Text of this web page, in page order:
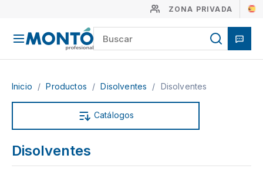
ZONA PRIVADA
Inicio / Productos / Disolventes / Disolventes
Catálogos
Disolventes